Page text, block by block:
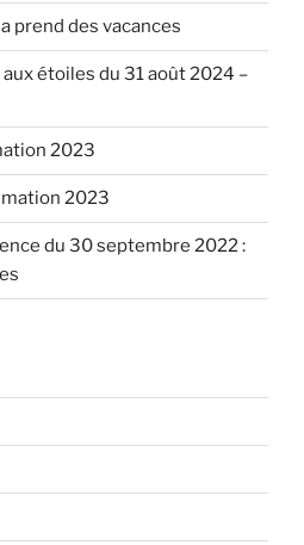
prend des vacances
étoiles du 31 août 2024 –
2023
2023
du 30 septembre 2022 :